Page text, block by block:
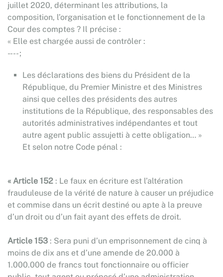
juillet 2020, déterminant les attributions, la
composition, l’organisation et le fonctionnement de la
Cour des comptes ? Il précise :
« Elle est chargée aussi de contrôler :
- --- ;
Les déclarations des biens du Président de la
République, du Premier Ministre et des Ministres
ainsi que celles des présidents des autres
institutions de la République, des responsables des
autorités administratives indépendantes et tout
autre agent public assujetti à cette obligation… »
Et selon notre Code pénal :
« Article 152 : Le faux en écriture est l’altération
frauduleuse de la vérité de nature à causer un préjudice
et commise dans un écrit destiné ou apte à la preuve
d’un droit ou d’un fait ayant des effets de droit.
Article 153 : Sera puni d’un emprisonnement de cinq à
moins de dix ans et d’une amende de 20.000 à
1.000.000 de francs tout fonctionnaire ou officier